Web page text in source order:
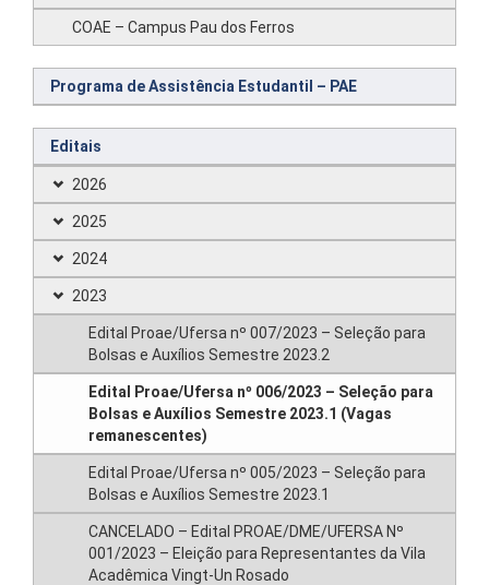
COAE – Campus Pau dos Ferros
Programa de Assistência Estudantil – PAE
Editais
2026
2025
2024
2023
Edital Proae/Ufersa nº 007/2023 – Seleção para
Bolsas e Auxílios Semestre 2023.2
Edital Proae/Ufersa nº 006/2023 – Seleção para
Bolsas e Auxílios Semestre 2023.1 (Vagas
remanescentes)
Edital Proae/Ufersa nº 005/2023 – Seleção para
Bolsas e Auxílios Semestre 2023.1
CANCELADO – Edital PROAE/DME/UFERSA Nº
001/2023 – Eleição para Representantes da Vila
Acadêmica Vingt-Un Rosado